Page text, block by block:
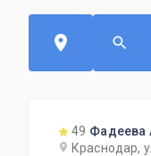
49 Фадеева
Краснодар,